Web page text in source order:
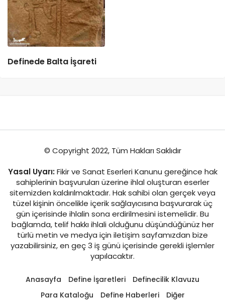
Definede Balta İşareti
© Copyright 2022, Tüm Hakları Saklıdır
Yasal Uyarı:Fikir ve Sanat Eserleri Kanunu gereğince hak
sahiplerinin başvuruları üzerine ihlal oluşturan eserler
sitemizden kaldırılmaktadır. Hak sahibi olan gerçek veya
tüzel kişinin öncelikle içerik sağlayıcısına başvurarak üç
gün içerisinde ihlalin sona erdirilmesini istemelidir. Bu
bağlamda, telif hakkı ihlali olduğunu düşündüğünüz her
türlü metin ve medya için iletişim sayfamızdan bize
yazabilirsiniz, en geç 3 iş günü içerisinde gerekli işlemler
yapılacaktır.
Anasayfa Define İşaretleri
Definecilik Klavuzu
Para Kataloğu
Define Haberleri Diğer